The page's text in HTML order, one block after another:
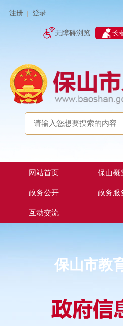
注册 登录
无障碍浏览 长
网站首页 保山概
政务公开 政务服
互动交流
保山市教